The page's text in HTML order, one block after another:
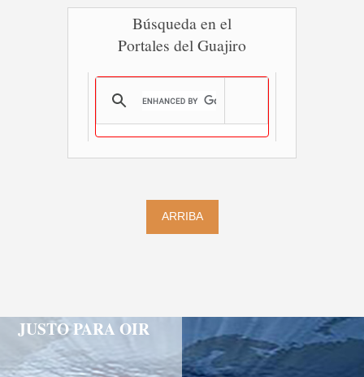
Búsqueda en el
Portales del Guajiro
ARRIBA
JUSTO PARA OIR